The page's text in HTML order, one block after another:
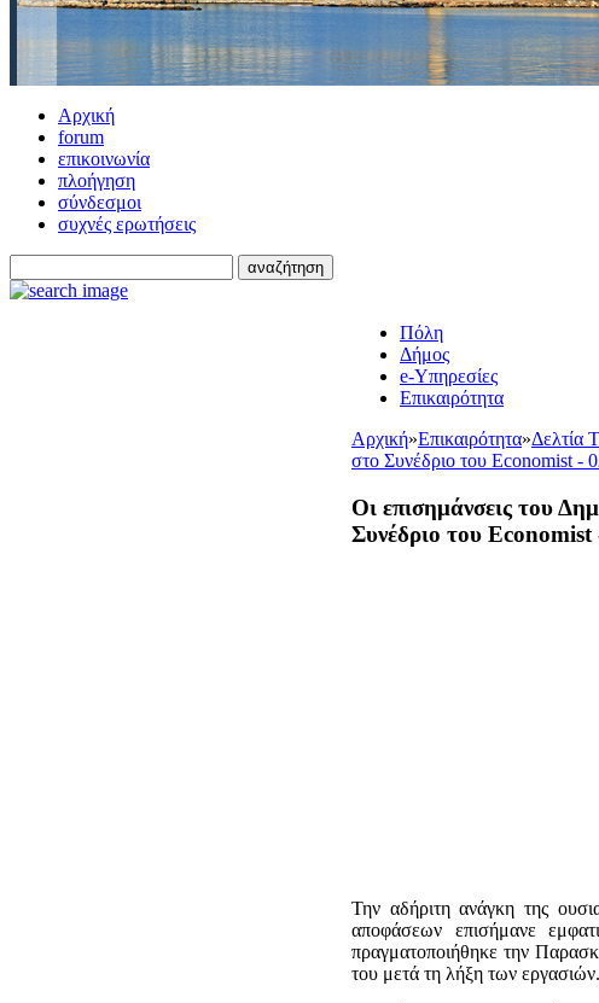
Αρχική
forum
επικοινωνία
πλοήγηση
σύνδεσμοι
συχνές ερωτήσεις
Πόλη
Δήμος
e-Υπηρεσίες
Επικαιρότητα
Αρχική»Επικαιρότητα»Δελτία
στο Συνέδριο του Economist -
Οι επισημάνσεις του
Συνέδριο του
Την αδήριτη ανάγκη της
αποφάσεων επισήμανε
πραγματοποιήθηκε την
του μετά τη λήξη των εργασιών.